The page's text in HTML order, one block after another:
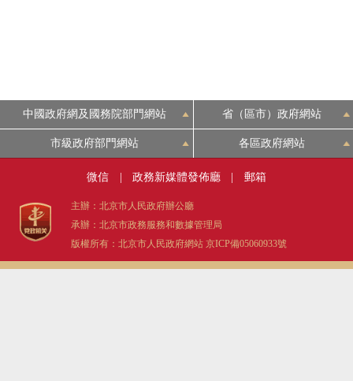
中國政府網及國務院部門網站 省（區市）政府網站
市級政府部門網站 各區政府網站
微信 政務新媒體發佈廳 郵箱
主辦：北京市人民政府辦公廳
承辦：北京市政務服務和數據管理局
版權所有：北京市人民政府網站 京ICP備05060933號